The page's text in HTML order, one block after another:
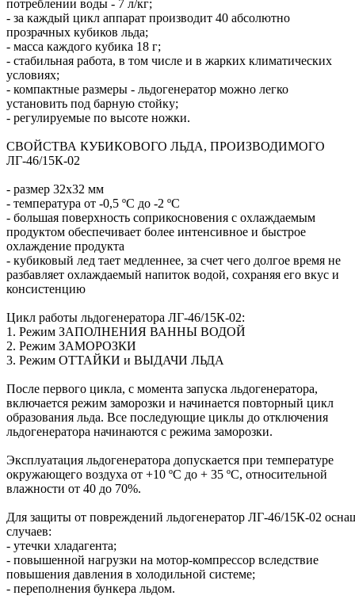
потреблении воды - 7 л/кг;
- за каждый цикл аппарат производит 40 абсолютно
прозрачных кубиков льда;
- масса каждого кубика 18 г;
- стабильная работа, в том числе и в жарких климатических
условиях;
- компактные размеры - льдогенератор можно легко
установить под барную стойку;
- регулируемые по высоте ножки.
СВОЙСТВА КУБИКОВОГО ЛЬДА, ПРОИЗВОДИМОГО
ЛГ-46/15К-02
- размер 32х32 мм
- температура от -0,5 ºС до -2 ºС
- большая поверхность соприкосновения с охлаждаемым
продуктом обеспечивает более интенсивное и быстрое
охлаждение продукта
- кубиковый лед тает медленнее, за счет чего долгое время не
разбавляет охлаждаемый напиток водой, сохраняя его вкус и
консистенцию
Цикл работы льдогенератора ЛГ-46/15К-02:
1. Режим ЗАПОЛНЕНИЯ ВАННЫ ВОДОЙ
2. Режим ЗАМОРОЗКИ
3. Режим ОТТАЙКИ и ВЫДАЧИ ЛЬДА
После первого цикла, с момента запуска льдогенератора,
включается режим заморозки и начинается повторный цикл
образования льда. Все последующие циклы до отключения
льдогенератора начинаются с режима заморозки.
Эксплуатация льдогенератора допускается при температуре
окружающего воздуха от +10 ºС до + 35 ºС, относительной
влажности от 40 до 70%.
Для защиты от повреждений льдогенератор ЛГ-46/15К-02
случаев:
- утечки хладагента;
- повышенной нагрузки на мотор-компрессор вследствие
повышения давления в холодильной системе;
- переполнения бункера льдом.